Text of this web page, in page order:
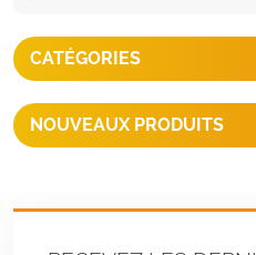
CATÉGORIES
NOUVEAUX PRODUITS